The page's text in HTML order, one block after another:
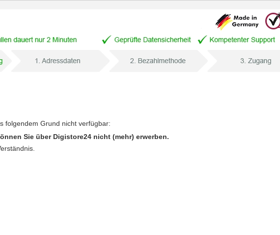
folgendem Grund nicht verfügbar:
Sie über Digistore24 nicht (mehr) erwerben.